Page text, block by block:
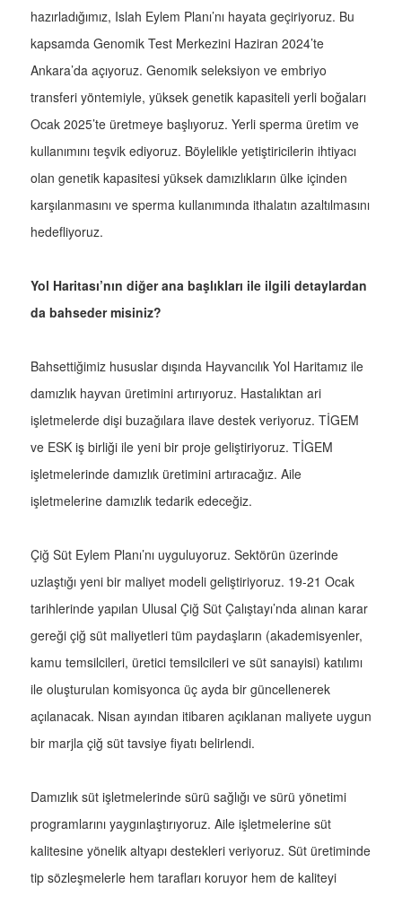
hazırladığımız, Islah Eylem Planı’nı hayata geçiriyoruz. Bu
kapsamda Genomik Test Merkezini Haziran 2024’te
Ankara’da açıyoruz. Genomik seleksiyon ve embriyo
transferi yöntemiyle, yüksek genetik kapasiteli yerli boğaları
Ocak 2025’te üretmeye başlıyoruz. Yerli sperma üretim ve
kullanımını teşvik ediyoruz. Böylelikle yetiştiricilerin ihtiyacı
olan genetik kapasitesi yüksek damızlıkların ülke içinden
karşılanmasını ve sperma kullanımında ithalatın azaltılmasını
hedefliyoruz.
Yol Haritası’nın diğer ana başlıkları ile ilgili detaylardan
da bahseder misiniz?
Bahsettiğimiz hususlar dışında Hayvancılık Yol Haritamız ile
damızlık hayvan üretimini artırıyoruz. Hastalıktan ari
işletmelerde dişi buzağılara ilave destek veriyoruz. TİGEM
ve ESK iş birliği ile yeni bir proje geliştiriyoruz. TİGEM
işletmelerinde damızlık üretimini artıracağız. Aile
işletmelerine damızlık tedarik edeceğiz.
Çiğ Süt Eylem Planı’nı uyguluyoruz. Sektörün üzerinde
uzlaştığı yeni bir maliyet modeli geliştiriyoruz. 19-21 Ocak
tarihlerinde yapılan Ulusal Çiğ Süt Çalıştayı’nda alınan karar
gereği çiğ süt maliyetleri tüm paydaşların (akademisyenler,
kamu temsilcileri, üretici temsilcileri ve süt sanayisi) katılımı
ile oluşturulan komisyonca üç ayda bir güncellenerek
açılanacak. Nisan ayından itibaren açıklanan maliyete uygun
bir marjla çiğ süt tavsiye fiyatı belirlendi.
Damızlık süt işletmelerinde sürü sağlığı ve sürü yönetimi
programlarını yaygınlaştırıyoruz. Aile işletmelerine süt
kalitesine yönelik altyapı destekleri veriyoruz. Süt üretiminde
tip sözleşmelerle hem tarafları koruyor hem de kaliteyi